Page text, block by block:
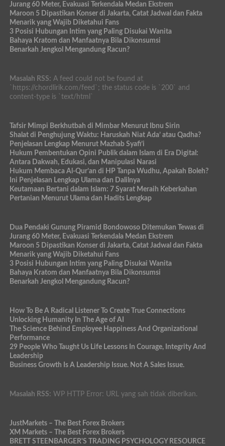
Jurang 60 Meter, Evakuasi Terkendala Medan Ekstrem
Maroon 5 Dipastikan Konser di Jakarta, Catat Jadwal dan Fakta
Menarik yang Wajib Diketahui Fans
3 Posisi Hubungan Intim yang Paling Disukai Wanita
Bahaya Kratom dan Manfaatnya Bila Dikonsumsi
Benarkah Jengkol Mengandung Racun?
Masalah RSS: A feed could not be found at
`https://chordlirik.com/feed`; the status code is `200` and
content-type is `text/html`
Tafsir Mimpi Berkhutbah di Mimbar Menurut Ibnu Sirin
Shalat di Penghujung Waktu: Haruskah Niat Ada’ atau Qadha?
Penjelasan Lengkap Menurut Mazhab Syafi’i
Hukum Pembentukan Opini Publik dalam Islam di Era Digital:
Antara Dakwah, Edukasi, dan Manipulasi Narasi
Hukum Membaca Al-Qur’an di HP Tanpa Wudhu, Apakah Boleh?
Ini Penjelasan Lengkap Ulama dan Dalilnya
Keutamaan Bertani dalam Islam: 7 Syarat Meraih Keberkahan
Pertanian Menurut Ulama dan Hadits Lengkap
Dua Pendaki Gunung Piramid Bondowoso Ditemukan Tewas di
Jurang 60 Meter, Evakuasi Terkendala Medan Ekstrem
Maroon 5 Dipastikan Konser di Jakarta, Catat Jadwal dan Fakta
Menarik yang Wajib Diketahui Fans
3 Posisi Hubungan Intim yang Paling Disukai Wanita
Bahaya Kratom dan Manfaatnya Bila Dikonsumsi
Benarkah Jengkol Mengandung Racun?
How To Be A Radical Listener To Create True Connections
Unlocking Humanity In The Age of AI
The Science Behind Employee Happiness And Organizational
Performance
29 People Who Taught Us Life Lessons In Courage, Integrity And
Leadership
Business Growth Is A Leadership Issue. Not A Sales Issue.
Masalah RSS: WP HTTP Error: URL yang sah tidak diberikan.
JustMarkets – The Best Forex Brokers
XM Markets – The Best Forex Brokers
BRETT STEENBARGER'S TRADING PSYCHOLOGY RESOURCE